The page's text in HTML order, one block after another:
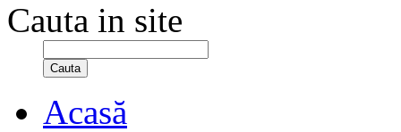
Cauta in site
Cauta
Acasă